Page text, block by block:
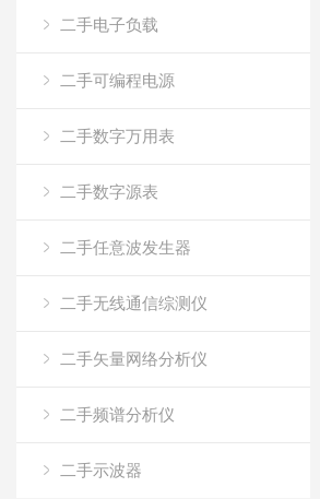
二手电子负载
二手可编程电源
二手数字万用表
二手数字源表
二手任意波发生器
二手无线通信综测仪
二手矢量网络分析仪
二手频谱分析仪
二手示波器